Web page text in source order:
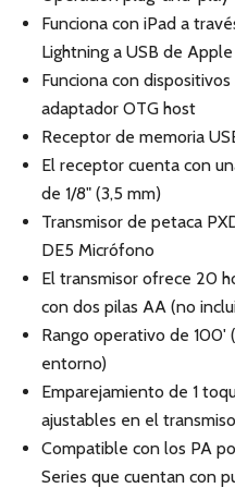
Funciona con iPad a
Lightning a USB de Apple
Funciona con
adaptador OTG host
Receptor de memoria
El receptor cuenta con
de 1/8" (3,5 mm)
Transmisor de petaca
DE5 Micrófono
El transmisor ofrece 20
con dos pilas AA (no
Rango operativo de 100'
entorno)
Emparejamiento de 1
ajustables en el
Compatible con los PA
Series que cuentan con